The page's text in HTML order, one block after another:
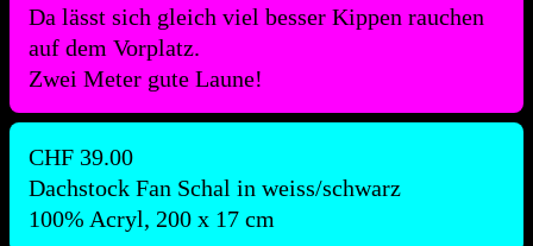
Da lässt sich gleich viel besser Kippen rauchen
auf dem Vorplatz.
Zwei Meter gute Laune!
CHF 39.00
Dachstock Fan Schal in weiss/schwarz
100% Acryl, 200 x 17 cm